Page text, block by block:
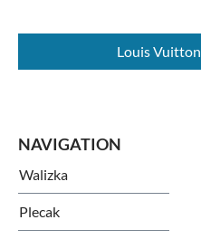
Louis Vuitton
Walizka
Plecak